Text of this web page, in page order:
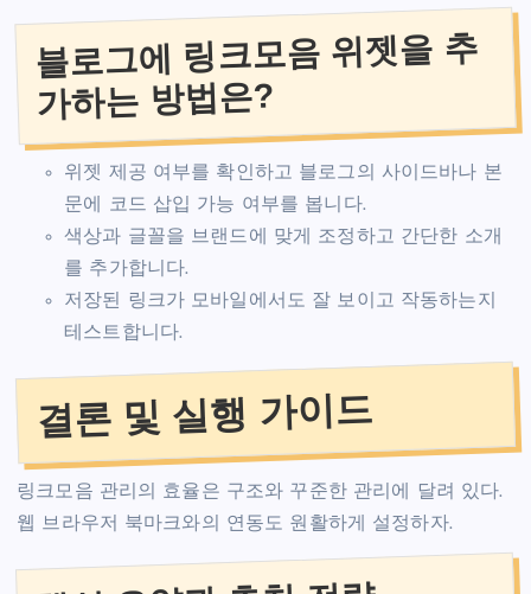
블로그에 링크모음 위젯을 추
가하는 방법은?
위젯 제공 여부를 확인하고 블로그의 사이드바나 본
문에 코드 삽입 가능 여부를 봅니다.
색상과 글꼴을 브랜드에 맞게 조정하고 간단한 소개
를 추가합니다.
저장된 링크가 모바일에서도 잘 보이고 작동하는지
테스트합니다.
결론 및 실행 가이드
링크모음 관리의 효율은 구조와 꾸준한 관리에 달려 있다.
웹 브라우저 북마크와의 연동도 원활하게 설정하자.